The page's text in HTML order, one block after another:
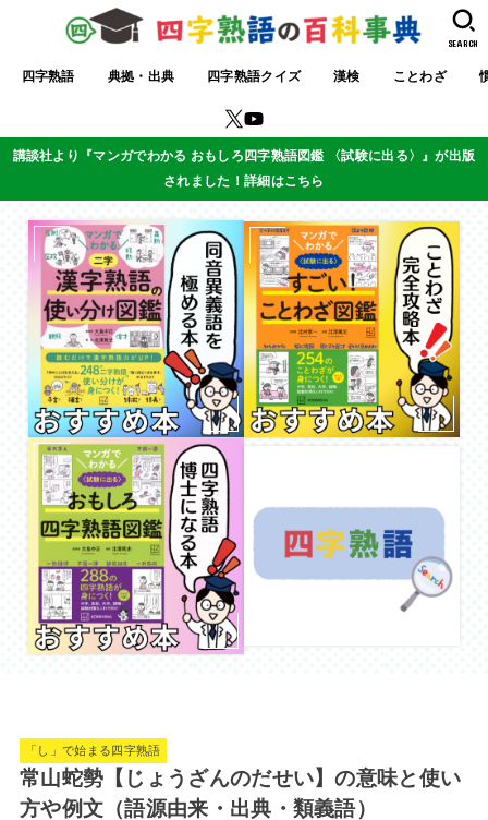
四字熟語 典拠・出典 四字熟語クイズ 漢検 ことわざ
SEARCH
講談社より『マンガでわかる おもしろ四字熟語図鑑 〈試験に出る〉』が出版
されました！詳細はこちら
「し」で始まる四字熟語
常山蛇勢【じょうざんのだせい】の意味と使い
方や例文（語源由来・出典・類義語）